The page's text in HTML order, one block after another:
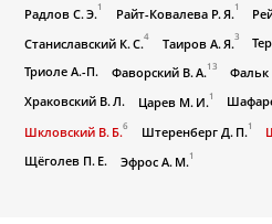
Радлов С. Э. 1 Райт-Ковалева Р. Я. 1
Станиславский К. С.4 Таиров А. Я.3
Триоле А.-П.
Фаворский В. А.13 Фальк
Храковский В. Л. Царев М. И.1
Шкловский В. Б.6 Штеренберг Д. П.1
Щёголев П. Е. Эфрос А. М. 1